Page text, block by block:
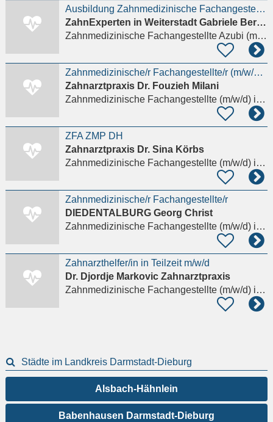
Ausbildung Zahnmedizinische Fachangestellte (m/w/d)
ZahnExperten in Weiterstadt Gabriele Bernhard & Kollegen
Zahnmedizinische Fachangestellte Azubi (m/w/d)
Zahnmedizinische/r Fachangestellte/r (m/w/d) 2026
Zahnarztpraxis Dr. Fouzieh Milani
Zahnmedizinische Fachangestellte (m/w/d)in Babenhausen Darmstadt-Dieburg
ZFA ZMP DH
Zahnarztpraxis Dr. Sina Körbs
Zahnmedizinische Fachangestellte (m/w/d)in Weiterstadt
Zahnmedizinische/r Fachangestellte/r
DIEDENTALBURG Georg Christ
Zahnmedizinische Fachangestellte (m/w/d)in Dieburg
Zahnarzthelfer/in in Teilzeit m/w/d
Dr. Djordje Markovic Zahnarztpraxis
Zahnmedizinische Fachangestellte (m/w/d)in Schaafheim
Städte im Landkreis Darmstadt-Dieburg
Alsbach-Hähnlein
Babenhausen Darmstadt-Dieburg